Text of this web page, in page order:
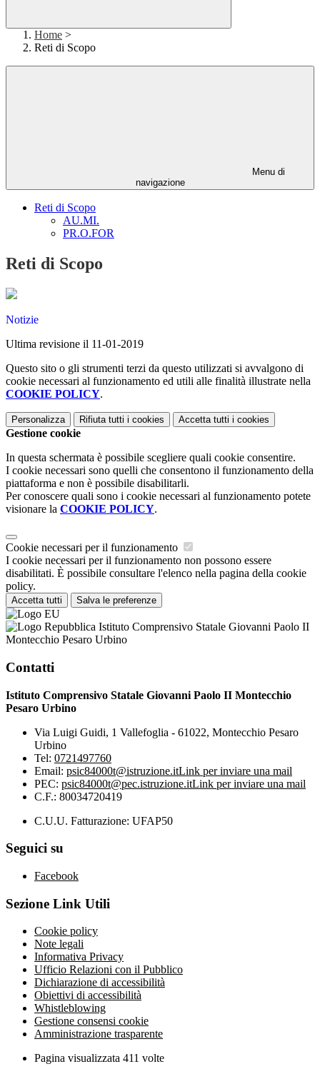
Home >
Reti di Scopo
Menu di
navigazione
Reti di Scopo
AU.MI.
PR.O.FOR
Reti di Scopo
Notizie
Ultima revisione il 11-01-2019
Questo sito o gli strumenti terzi da questo utilizzati si avvalgono di
cookie necessari al funzionamento ed utili alle finalità illustrate nella
COOKIE POLICY.
Personalizza Rifiuta tutti i cookies Accetta tutti i cookies
Gestione cookie
In questa schermata è possibile scegliere quali cookie consentire.
I cookie necessari sono quelli che consentono il funzionamento della
piattaforma e non è possibile disabilitarli.
Per conoscere quali sono i cookie necessari al funzionamento potete
visionare la COOKIE POLICY.
Cookie necessari per il funzionamento
I cookie necessari per il funzionamento non possono essere
disabilitati. È possibile consultare l'elenco nella pagina della cookie
policy.
Accetta tutti Salva le preferenze
Istituto Comprensivo Statale Giovanni Paolo II
Montecchio Pesaro Urbino
Contatti
Istituto Comprensivo Statale Giovanni Paolo II Montecchio
Pesaro Urbino
Via Luigi Guidi, 1 Vallefoglia - 61022, Montecchio Pesaro
Urbino
Tel: 0721497760
Email: psic84000t@istruzione.itLink per inviare una mail
PEC: psic84000t@pec.istruzione.itLink per inviare una mail
C.F.: 80034720419
C.U.U. Fatturazione: UFAP50
Seguici su
Facebook
Sezione Link Utili
Cookie policy
Note legali
Informativa Privacy
Ufficio Relazioni con il Pubblico
Dichiarazione di accessibilità
Obiettivi di accessibilità
Whistleblowing
Gestione consensi cookie
Amministrazione trasparente
Pagina visualizzata 411 volte